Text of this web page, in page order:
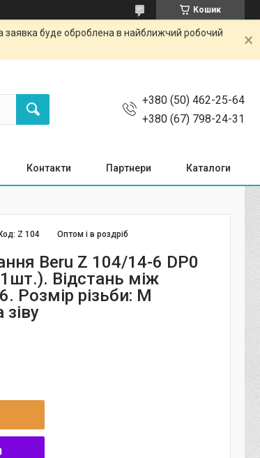
Кошик
заявка буде оброблена в найближчий робочий
+380 (50) 462-25-64
+380 (67) 798-24-31
Контакти Партнери Каталоги
Оптом і в роздріб
Код: Z 104
Beru Z 104/14-6 DP0
Відстань між
Розмір різьби: M